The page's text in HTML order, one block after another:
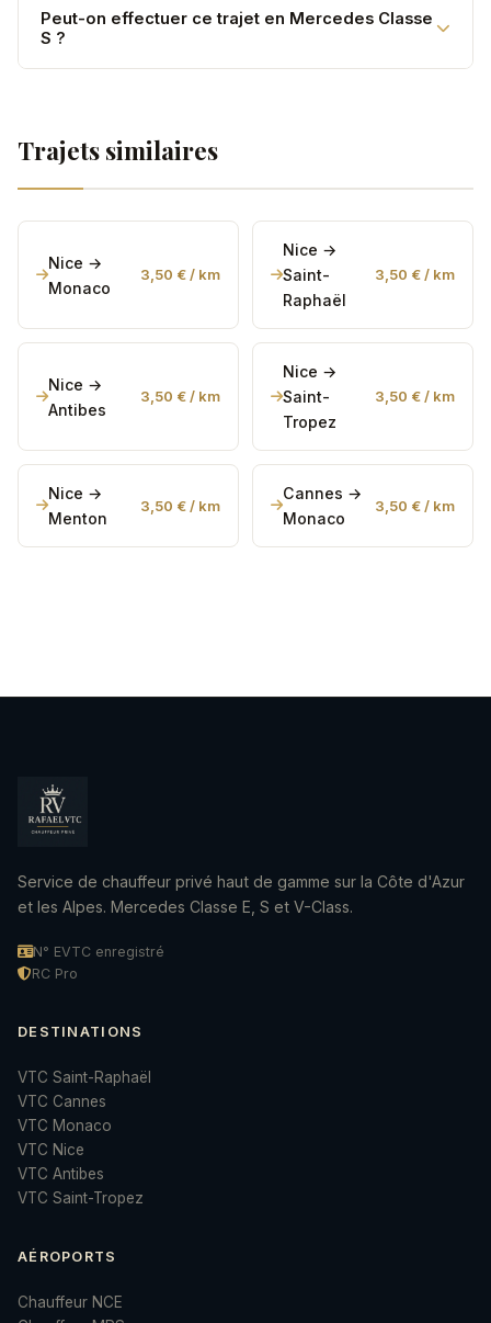
Oui, Rafael VTC est disponible 24h/24. Une majoration
de 20 % s'applique entre 22h et 6h. Voir notre page
transfert de nuit.
Peut-on effectuer ce trajet en Mercedes Classe
S ?
Trajets similaires
Nice →
Monaco
3,50 € / km
Nice →
Saint-
Raphaël
3,50 € / km
Nice →
Antibes
3,50 € / km
Nice →
Saint-
Tropez
3,50 € / km
Nice →
Menton
3,50 € / km
Cannes →
Monaco
3,50 € / km
Service de chauffeur privé haut de gamme sur la Côte d'Azur
et les Alpes. Mercedes Classe E, S et V-Class.
N° EVTC enregistré
RC Pro
DESTINATIONS
VTC Saint-Raphaël
VTC Cannes
VTC Monaco
VTC Nice
VTC Antibes
VTC Saint-Tropez
AÉROPORTS
Chauffeur NCE